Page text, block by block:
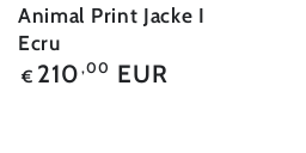
Animal Print Jacke I
Ecru
Regulärer
Preis
€ 210 ,00 EUR